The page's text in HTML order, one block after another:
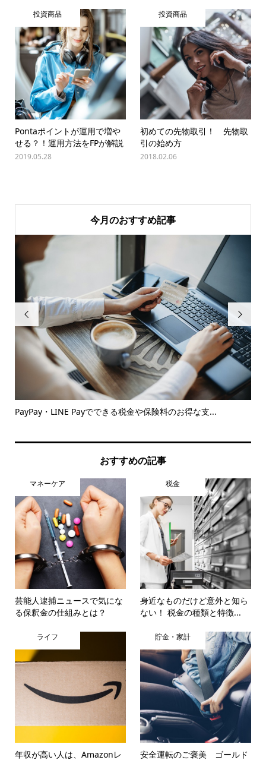
投資商品
Pontaポイントが運用で増や
せる？！運用方法をFPが解説
2019.05.28
投資商品
初めての先物取引！ 先物取
引の始め方
2018.02.06
今月のおすすめ記事

PayPay・LINE Payでできる税金や保険料のお得な支...

おすすめの記事
マネーケア
芸能人逮捕ニュースで気にな
る保釈金の仕組みとは？
税金
身近なものだけど意外と知ら
ない！ 税金の種類と特徴...
ライフ
年収が高い人は、Amazonレ
貯金・家計
安全運転のご褒美 ゴールド